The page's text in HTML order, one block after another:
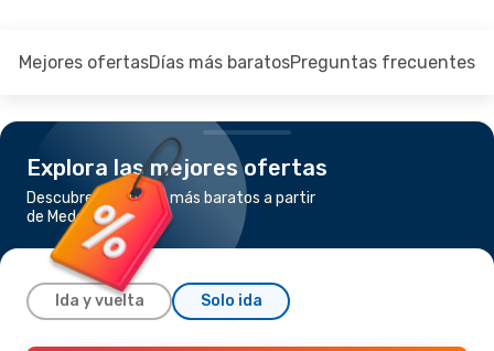
Mejores ofertasDías más baratosPreguntas frecuentes
Explora las mejores ofertas
Descubre los vuelos más baratos a partir
de Medellín a Madrid
Ida y vuelta Solo ida